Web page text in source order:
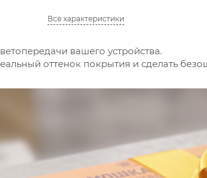
Все характеристики
вашего устройства.
оттенок покрытия и сделать